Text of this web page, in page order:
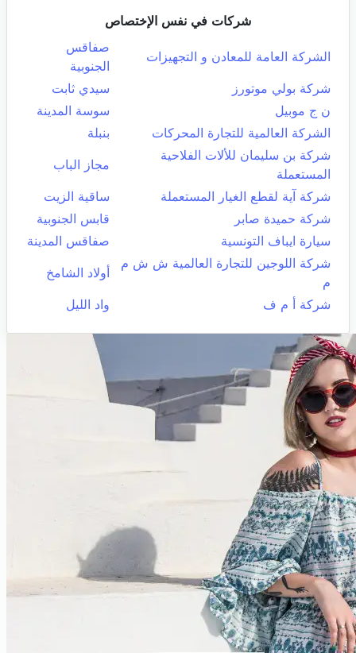
شركات في نفس الإختصاص
الشركة العامة للمعادن و التجهيزات
صفاقس
الجنوبية
شركة بولي موتورز
سيدي ثابت
ن ج موبيل
سوسة المدينة
الشركة العالمية للتجارة المحركات
بنبلة
شركة بن سليمان للألات الفلاحية
المستعملة
مجاز الباب
شركة آية لقطع الغيار المستعملة
ساقية الزيت
شركة حميدة صابر
قابس الجنوبية
سيارة ايباف التونسية
صفاقس المدينة
شركة اللوجين للتجارة العالمية ش ش م
م
أولاد الشامخ
شركة أ م ف واد الليل